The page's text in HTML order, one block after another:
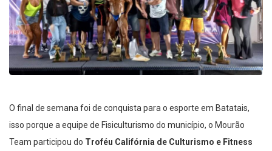
O final de semana foi de conquista para o esporte em Batatais,
isso porque a equipe de Fisiculturismo do município, o Mourão
Team participou do Troféu Califórnia de Culturismo e Fitness